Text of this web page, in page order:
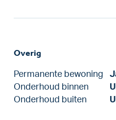
Overig
Permanente bewoning
Onderhoud binnen
Onderhoud buiten